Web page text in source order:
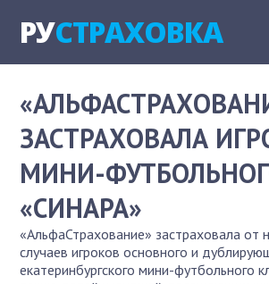
РУСТРАХОВКА
ЗАСТРАХОВАЛА
МИНИ-
«СИНАРА»
«АльфаСтрахование» застраховала от
случаев игроков основного и
екатеринбургского мини-футбольного